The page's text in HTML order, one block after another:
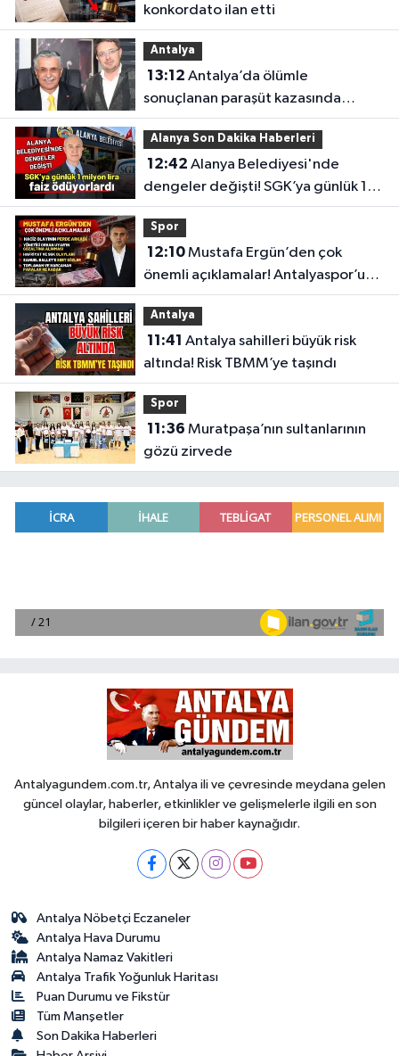
konkordato ilan etti
Antalya
13:12
sonuçlanan paraşüt kazasında
gözler Necati Topaloğlu’nun
oğlunda
Alanya Son Dakika Haberleri
12:42
dengeler değişti! SGK’ya günlük 1
milyon lira faiz ödüyorlardı
Spor
12:10Mustafa Ergün’den çok
önemli açıklamalar! Antalyaspor’un
merak edilenlerini anlattı
Antalya
11:41
altında! Risk TBMM’ye taşındı
Spor
11:36
gözü zirvede
Antalyagundem.com.tr, Antalya ili ve çevresinde meydana gelen
güncel olaylar, haberler, etkinlikler ve gelişmelerle ilgili en son
bilgileri içeren bir haber kaynağıdır.
Antalya Nöbetçi Eczaneler
Antalya Hava Durumu
Antalya Namaz Vakitleri
Antalya Trafik Yoğunluk Haritası
Puan Durumu ve Fikstür
Tüm Manşetler
Son Dakika Haberleri